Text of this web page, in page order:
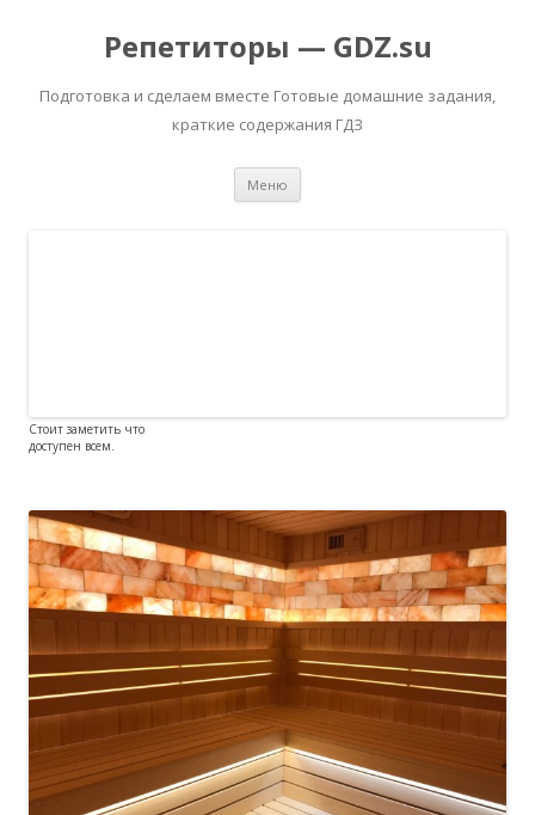
Репетиторы — GDZ.su
Подготовка и сделаем вместе Готовые домашние задания,
краткие содержания ГДЗ
Меню
Стоит заметить что
доступен всем.